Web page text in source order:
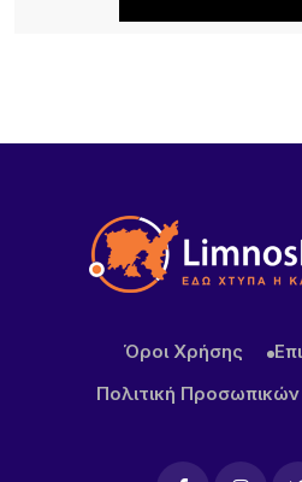
16 ΏΡΕΣ ΠΡΙΝ
ύδρευσης
17 ΏΡΕΣ ΠΡΙΝ
Όροι Χρήσης
Πολιτική